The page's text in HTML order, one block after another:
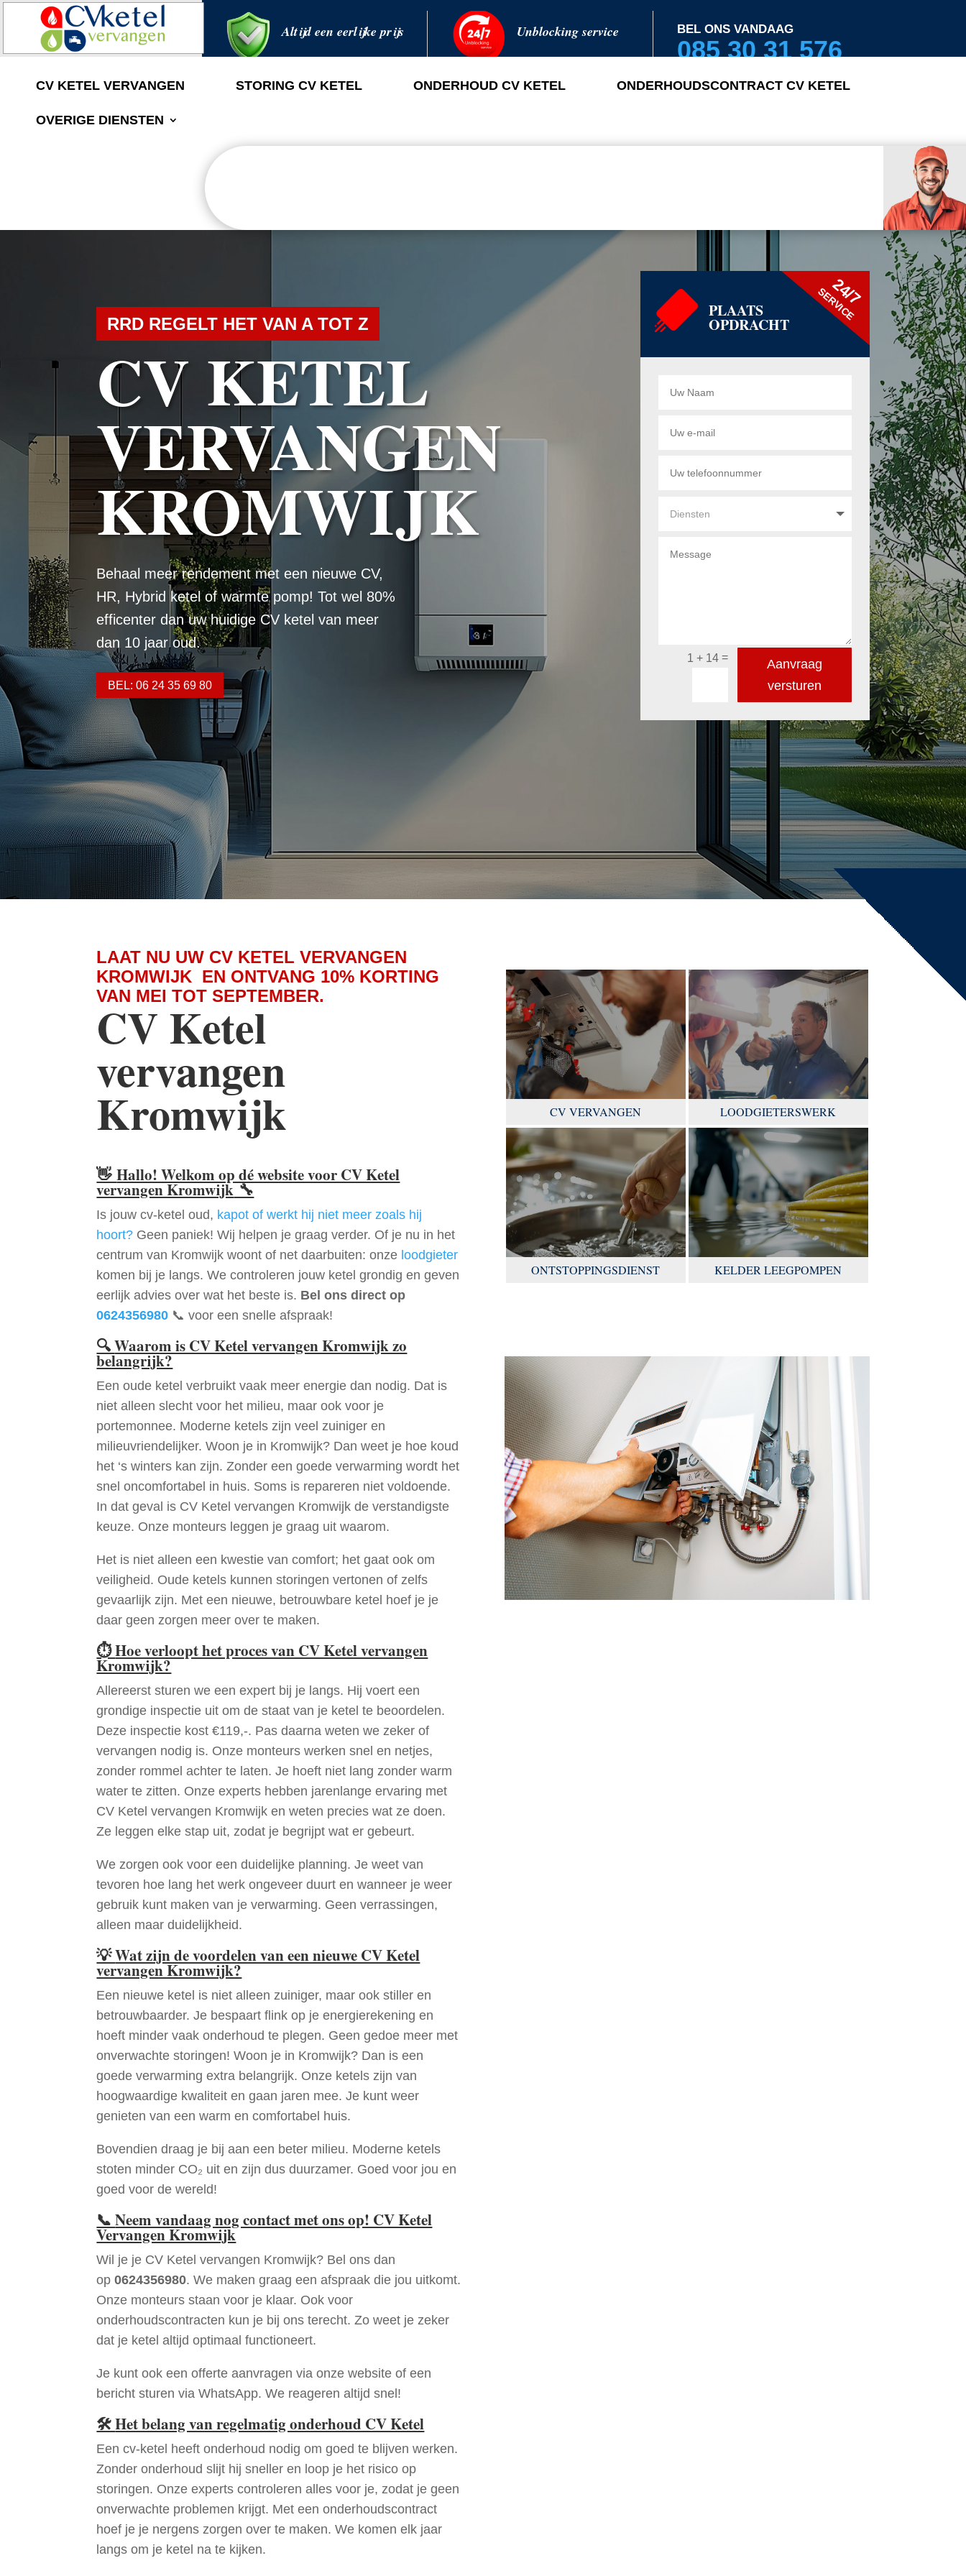
Altijd een eerlijke prijs Unblocking service BEL ONS VANDAAG
085 30 31 576
CV KETEL VERVANGEN STORING CV KETEL ONDERHOUD CV KETEL ONDERHOUDSCONTRACT CV KETEL
OVERIGE DIENSTEN
RRD REGELT HET VAN A TOT Z
CV KETEL
VERVANGEN
KROMWIJK
Behaal meer rendement met een nieuwe CV,
HR, Hybrid ketel of warmte pomp! Tot wel 80%
efficenter dan uw huidige CV ketel van meer
dan 10 jaar oud.
BEL: 06 24 35 69 80
PLAATS
OPDRACHT
24/7
SERVICE
1 + 14=
Aanvraag
versturen
LAAT NU UW CV KETEL VERVANGEN
KROMWIJK EN ONTVANG 10% KORTING
VAN MEI TOT SEPTEMBER.
CV Ketel
vervangen
Kromwijk
👋Hallo! Welkom op dé website voor CV Ketel
vervangen Kromwijk🔧
Is jouw cv-ketel oud, kapot of werkt hij niet meer zoals hij
hoort? Geen paniek! Wij helpen je graag verder. Of je nu in het
centrum van Kromwijk woont of net daarbuiten: onze loodgieter
komen bij je langs. We controleren jouw ketel grondig en geven
eerlijk advies over wat het beste is. Bel ons direct op
0624356980 📞 voor een snelle afspraak!
🔍Waarom is CV Ketel vervangen Kromwijk zo
belangrijk?
Een oude ketel verbruikt vaak meer energie dan nodig. Dat is
niet alleen slecht voor het milieu, maar ook voor je
portemonnee. Moderne ketels zijn veel zuiniger en
milieuvriendelijker. Woon je in Kromwijk? Dan weet je hoe koud
het ‘s winters kan zijn. Zonder een goede verwarming wordt het
snel oncomfortabel in huis. Soms is repareren niet voldoende.
In dat geval is CV Ketel vervangen Kromwijk de verstandigste
keuze. Onze monteurs leggen je graag uit waarom.
Het is niet alleen een kwestie van comfort; het gaat ook om
veiligheid. Oude ketels kunnen storingen vertonen of zelfs
gevaarlijk zijn. Met een nieuwe, betrouwbare ketel hoef je je
daar geen zorgen meer over te maken.
⏱Hoe verloopt het proces van CV Ketel vervangen
Kromwijk?
Allereerst sturen we een expert bij je langs. Hij voert een
grondige inspectie uit om de staat van je ketel te beoordelen.
Deze inspectie kost €119,-. Pas daarna weten we zeker of
vervangen nodig is. Onze monteurs werken snel en netjes,
zonder rommel achter te laten. Je hoeft niet lang zonder warm
water te zitten. Onze experts hebben jarenlange ervaring met
CV Ketel vervangen Kromwijk en weten precies wat ze doen.
Ze leggen elke stap uit, zodat je begrijpt wat er gebeurt.
We zorgen ook voor een duidelijke planning. Je weet van
tevoren hoe lang het werk ongeveer duurt en wanneer je weer
gebruik kunt maken van je verwarming. Geen verrassingen,
alleen maar duidelijkheid.
💡Wat zijn de voordelen van een nieuwe CV Ketel
vervangen Kromwijk?
Een nieuwe ketel is niet alleen zuiniger, maar ook stiller en
betrouwbaarder. Je bespaart flink op je energierekening en
hoeft minder vaak onderhoud te plegen. Geen gedoe meer met
onverwachte storingen! Woon je in Kromwijk? Dan is een
goede verwarming extra belangrijk. Onze ketels zijn van
hoogwaardige kwaliteit en gaan jaren mee. Je kunt weer
genieten van een warm en comfortabel huis.
Bovendien draag je bij aan een beter milieu. Moderne ketels
stoten minder CO₂ uit en zijn dus duurzamer. Goed voor jou en
goed voor de wereld!
📞Neem vandaag nog contact met ons op! CV Ketel
Vervangen Kromwijk
Wil je je CV Ketel vervangen Kromwijk? Bel ons dan
op0624356980. We maken graag een afspraak die jou uitkomt.
Onze monteurs staan voor je klaar. Ook voor
onderhoudscontracten kun je bij ons terecht. Zo weet je zeker
dat je ketel altijd optimaal functioneert.
Je kunt ook een offerte aanvragen via onze website of een
bericht sturen via WhatsApp. We reageren altijd snel!
🛠Het belang van regelmatig onderhoud CV Ketel
Een cv-ketel heeft onderhoud nodig om goed te blijven werken.
Zonder onderhoud slijt hij sneller en loop je het risico op
storingen. Onze experts controleren alles voor je, zodat je geen
onverwachte problemen krijgt. Met een onderhoudscontract
hoef je je nergens zorgen over te maken. We komen elk jaar
langs om je ketel na te kijken.
CV VERVANGEN LOODGIETERSWERK
ONTSTOPPINGSDIENST KELDER LEEGPOMPEN